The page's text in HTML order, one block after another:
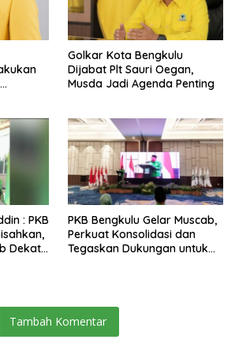
Golkar Kota Bengkulu
Dijabat Plt Sauri Oegan,
Musda Jadi Agenda Penting
: PKB
Dekat
PKB Bengkulu Gelar Muscab,
Perkuat Konsolidasi dan
Tegaskan Dukungan untuk
Tambah Komentar